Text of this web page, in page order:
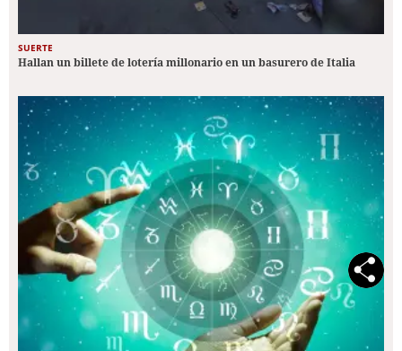
SUERTE
Hallan un billete de lotería millonario en un basurero de Italia